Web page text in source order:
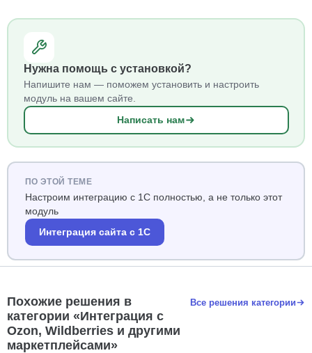
Нужна помощь с установкой?
Напишите нам — поможем установить и настроить
модуль на вашем сайте.
Написать нам
ПО ЭТОЙ ТЕМЕ
Настроим интеграцию с 1С полностью, а не только этот
модуль
Интеграция сайта с 1С
Похожие решения в
категории «Интеграция с
Ozon, Wildberries и другими
маркетплейсами»
Все решения категории